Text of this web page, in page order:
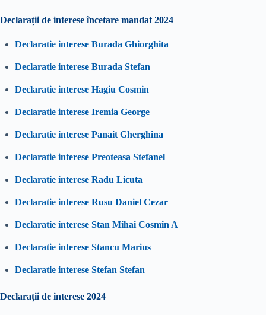
Declarații de interese încetare mandat 2024
Declaratie interese Burada Ghiorghita
Declaratie interese Burada Stefan
Declaratie interese Hagiu Cosmin
Declaratie interese Iremia George
Declaratie interese Panait Gherghina
Declaratie interese Preoteasa Stefanel
Declaratie interese Radu Licuta
Declaratie interese Rusu Daniel Cezar
Declaratie interese Stan Mihai Cosmin A
Declaratie interese Stancu Marius
Declaratie interese Stefan Stefan
Declarații de interese 2024